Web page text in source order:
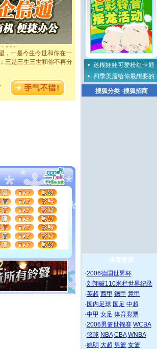
个特别的日子里,愿幸福,
与你同在.圣诞快乐!
我要充电；没有你我会
事业，抱你是我特长，吻
快乐
一是今生今世和你在一
三是三生三世和你不再分
，你在我身后无助地哭
。我转身抱住你：这猪不
盒伴身边，每日尽显开心
忘记我！
起你,而是这样的日子才
要快乐!新年要快乐!天天
个特别的日子里,愿幸福,
与你同在.圣诞快乐!
你我要充电；没有你我会
事业，抱你是我特长，吻
快乐
，一是今生今世和你在一
三是三生三世和你不再分
刻，你在我身后无助地哭
。我转身抱住你：这猪不
迷糊娃娃可爱粉红卡通
四季美眉给你最想要的
搜狐分类·搜狐招商
体育推荐
·2006德国世界杯
·刘翔破110米栏世界纪录
·英超 西甲 德甲 意甲
· 国内足球 国足 中超
·中甲 女足 体育彩票
·2006男篮世锦赛 WCBA
·篮球 NBA CBA WNBA
·姚明 大超 男篮 女篮